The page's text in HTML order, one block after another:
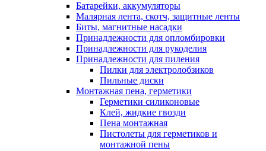
Батарейки, аккумуляторы
Малярная лента, скотч, защитные ленты
Биты, магнитные насадки
Принадлежности для опломбировки
Принадлежности для рукоделия
Принадлежности для пиления
Пилки для электролобзиков
Пильные диски
Монтажная пена, герметики
Герметики силиконовые
Клей, жидкие гвозди
Пена монтажная
Пистолеты для герметиков и
монтажной пены